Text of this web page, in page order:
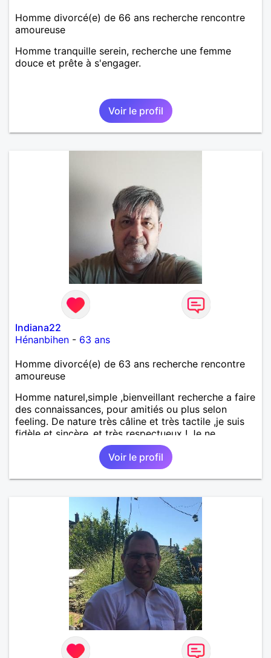
Homme divorcé(e) de 66 ans recherche rencontre
amoureuse
Homme tranquille serein, recherche une femme
douce et prête à s'engager.
Voir le profil
Indiana22
Hénanbihen - 63 ans
Homme divorcé(e) de 63 ans recherche rencontre
amoureuse
Homme naturel,simple ,bienveillant recherche a faire
des connaissances, pour amitiés ou plus selon
feeling. De nature très câline et très tactile ,je suis
fidèle et sincère.,et très respectueux ! Je ne
supporte pas le mensonge.Rien ne vaut une vraie
rencontre,pour échanger en toute simplicité,j'ai du
mal à prolonger des échanges virtuels Je suis plutôt
attiré par des femmes ayant la cinquantaine ,belles
naturellement ,sans fards ,ni excès A vous de jouer
Mesdames 😉
Voir le profil